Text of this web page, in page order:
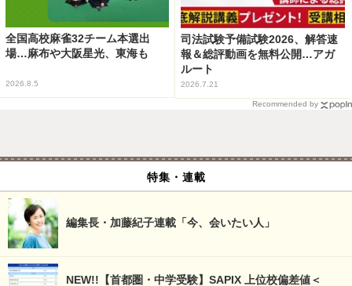
全国高校麻雀32チーム本選出
場…麻布や大阪星光、東海も
2026.8.5
司法試験予備試験2026、解答速
報＆総評動画を無料公開…アガ
ルート
2026.7.21
Recommended by
特集・連載
編集長・加藤紀子連載「今、会いたい人」
NEW!!【首都圏・中学受験】SAPIX 上位校偏差値＜